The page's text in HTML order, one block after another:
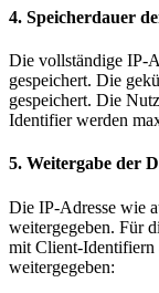
4. Speicherdauer
Die vollständige IP-
gespeichert. Die
gespeichert. Die
Identifier werden
5. Weitergabe der
Die IP-Adresse wie
weitergegeben. Für
mit Client-Identifiern
weitergegeben: